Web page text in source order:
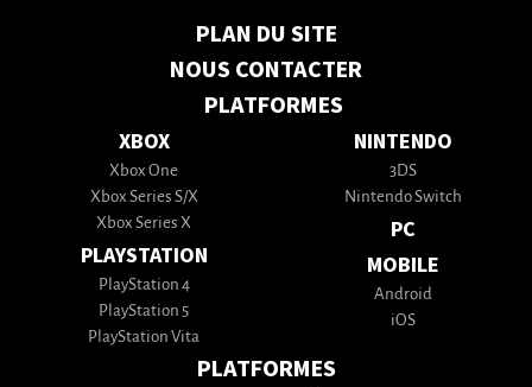
PLAN DU SITE
NOUS CONTACTER
PLATFORMES
XBOX
Xbox One
Xbox Series S/X
Xbox Series X
PLAYSTATION
PlayStation 4
PlayStation 5
PlayStation Vita
NINTENDO
3DS
Nintendo Switch
PC
MOBILE
Android
iOS
PLATFORMES